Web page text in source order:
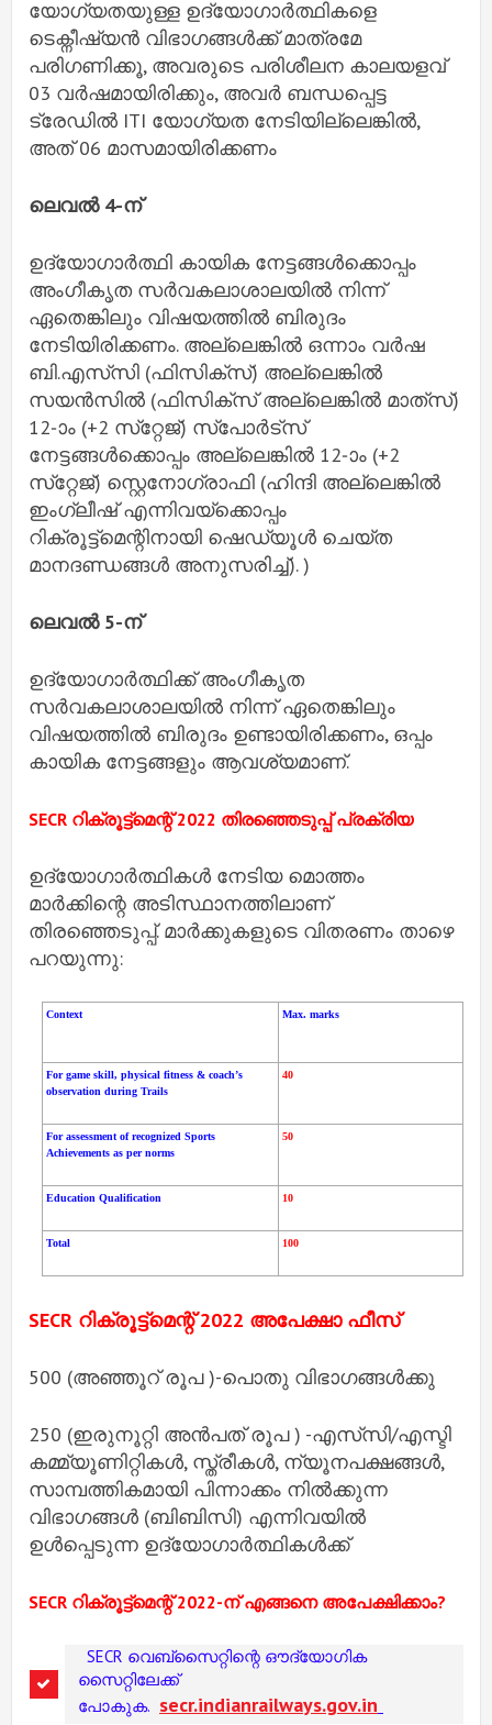
യോഗ്യതയുള്ള ഉദ്യോഗാർത്ഥികളെ
ടെക്നീഷ്യൻ വിഭാഗങ്ങൾക്ക് മാത്രമേ
പരിഗണിക്കൂ, അവരുടെ പരിശീലന കാലയളവ്
03 വർഷമായിരിക്കും, അവർ ബന്ധപ്പെട്ട
ട്രേഡിൽ ITI യോഗ്യത നേടിയില്ലെങ്കിൽ,
അത് 06 മാസമായിരിക്കണം
ലെവൽ 4-ന്
ഉദ്യോഗാർത്ഥി കായിക നേട്ടങ്ങൾക്കൊപ്പം
അംഗീകൃത സർവകലാശാലയിൽ നിന്ന്
ഏതെങ്കിലും വിഷയത്തിൽ ബിരുദം
നേടിയിരിക്കണം. അല്ലെങ്കിൽ ഒന്നാം വർഷ
ബി.എസ്‌സി (ഫിസിക്‌സ്) അല്ലെങ്കിൽ
സയൻസിൽ (ഫിസിക്‌സ് അല്ലെങ്കിൽ മാത്‌സ്)
12-ാം (+2 സ്‌റ്റേജ്) സ്‌പോർട്‌സ്
നേട്ടങ്ങൾക്കൊപ്പം അല്ലെങ്കിൽ 12-ാം (+2
സ്‌റ്റേജ്) സ്റ്റെനോഗ്രാഫി (ഹിന്ദി അല്ലെങ്കിൽ
ഇംഗ്ലീഷ് എന്നിവയ്‌ക്കൊപ്പം
റിക്രൂട്ട്‌മെന്റിനായി ഷെഡ്യൂൾ ചെയ്ത
മാനദണ്ഡങ്ങൾ അനുസരിച്ച്). )
ലെവൽ 5-ന്
ഉദ്യോഗാർത്ഥിക്ക് അംഗീകൃത
സർവകലാശാലയിൽ നിന്ന് ഏതെങ്കിലും
വിഷയത്തിൽ ബിരുദം ഉണ്ടായിരിക്കണം, ഒപ്പം
കായിക നേട്ടങ്ങളും ആവശ്യമാണ്.
SECR റിക്രൂട്ട്‌മെന്റ് 2022 തിരഞ്ഞെടുപ്പ് പ്രക്രിയ
ഉദ്യോഗാർത്ഥികൾ നേടിയ മൊത്തം
മാർക്കിന്റെ അടിസ്ഥാനത്തിലാണ്
തിരഞ്ഞെടുപ്പ്. മാർക്കുകളുടെ വിതരണം താഴെ
പറയുന്നു:
Context Max. marks
For game skill, physical fitness & coach’s
observation during Trails
40
For assessment of recognized Sports
Achievements as per norms
50
Education Qualification 10
Total 100
SECR റിക്രൂട്ട്‌മെന്റ് 2022 അപേക്ഷാ ഫീസ്
500 (അഞ്ഞൂറ് രൂപ )-പൊതു വിഭാഗങ്ങൾക്കു
250 (ഇരുനൂറ്റി അൻപത് രൂപ ) -എസ്‌സി/എസ്ടി
കമ്മ്യൂണിറ്റികൾ, സ്ത്രീകൾ, ന്യൂനപക്ഷങ്ങൾ,
സാമ്പത്തികമായി പിന്നാക്കം നിൽക്കുന്ന
വിഭാഗങ്ങൾ (ബിബിസി) എന്നിവയിൽ
ഉൾപ്പെടുന്ന ഉദ്യോഗാർത്ഥികൾക്ക്
SECR റിക്രൂട്ട്‌മെന്റ് 2022-ന് എങ്ങനെ അപേക്ഷിക്കാം?
SECR വെബ്സൈറ്റിന്റെ ഔദ്യോഗിക
സൈറ്റിലേക്ക്
പോകുക. secr.indianrailways.gov.in